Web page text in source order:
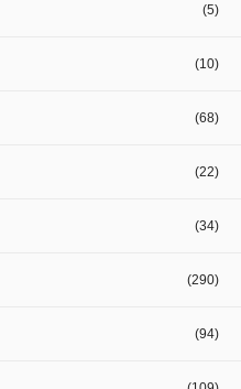
(5)
(10)
(68)
(22)
(34)
(290)
(94)